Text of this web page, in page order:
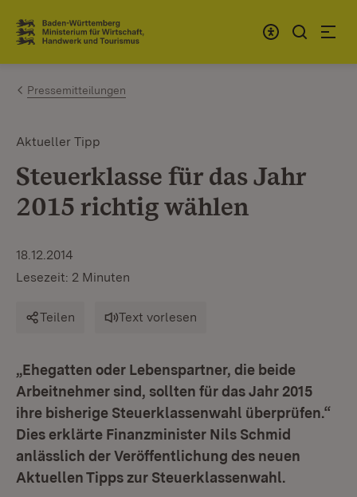
Zum Inhalt springen
Link zur Startseite
Pressemitteilungen
Aktueller Tipp
Steuerklasse für das Jahr
2015 richtig wählen
18.12.2014
Lesezeit: 2 Minuten
Teilen Text vorlesen
„Ehegatten oder Lebenspartner, die beide
Arbeitnehmer sind, sollten für das Jahr 2015
ihre bisherige Steuerklassenwahl überprüfen.“
Dies erklärte Finanzminister Nils Schmid
anlässlich der Veröffentlichung des neuen
Aktuellen Tipps zur Steuerklassenwahl.